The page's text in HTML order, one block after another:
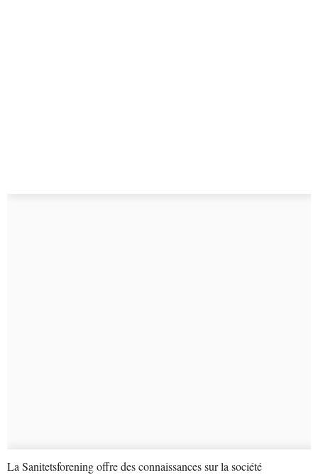
La Sanitetsforening offre des connaissances sur la société